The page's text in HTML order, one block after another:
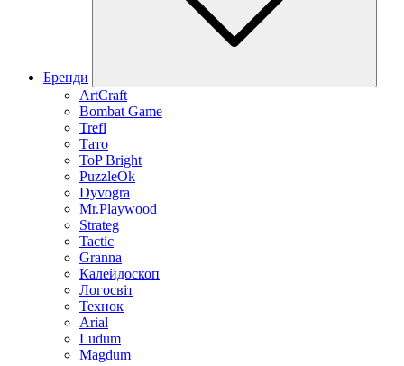
Бренди
ArtCraft
Bombat Game
Trefl
Тато
ToP Bright
PuzzleOk
Dyvogra
Mr.Playwood
Strateg
Tactic
Granna
Калейдоскоп
Логосвіт
Технок
Arial
Ludum
Magdum